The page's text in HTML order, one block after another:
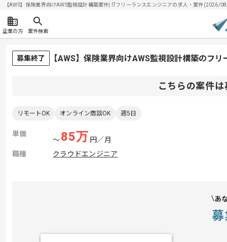
【AWS】保険業界向けAWS監視設計構築案件| ITフリーランスエンジニアの求人・案件(2026/
企業の方 案件検索
募集終了 【AWS】保険業界向けAWS監視設計構築のフ
こちらの案件
リモートOK オンライン商談OK 週5日
単価
〜85万 円／月
職種
クラウドエンジニア
あ